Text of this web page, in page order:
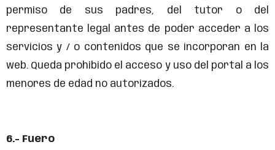
permiso de sus padres, del tutor o del
representante legal antes de poder acceder a los
servicios y / o contenidos que se incorporan en la
web. Queda prohibido el acceso y uso del portal a los
menores de edad no autorizados.
6.- Fuero